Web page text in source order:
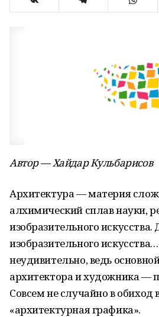
Автор — Хайдар Кульбарисов
Архитектура — материя
алхимический сплав науки,
изобразительного искусства.
изобразительного
неудивительно, ведь
архитектора и художника —
Совсем не случайно в
«архитектурная графика».